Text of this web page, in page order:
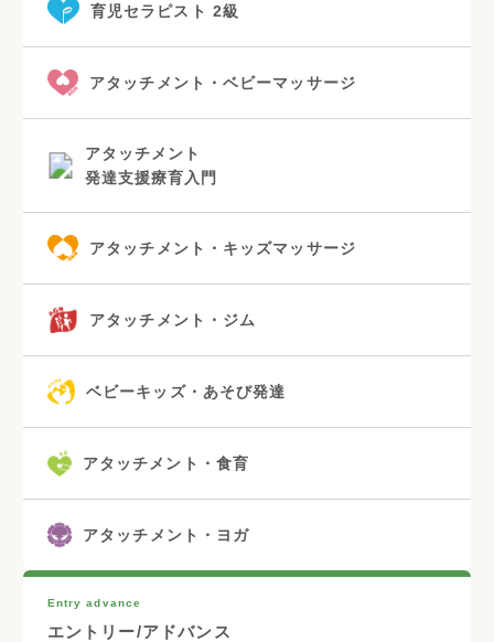
育児セラピスト 2級
アタッチメント・ベビーマッサージ
アタッチメント
発達支援療育入門
アタッチメント・キッズマッサージ
アタッチメント・ジム
ベビーキッズ・あそび発達
アタッチメント・食育
アタッチメント・ヨガ
Entry advance
エントリー/アドバンス